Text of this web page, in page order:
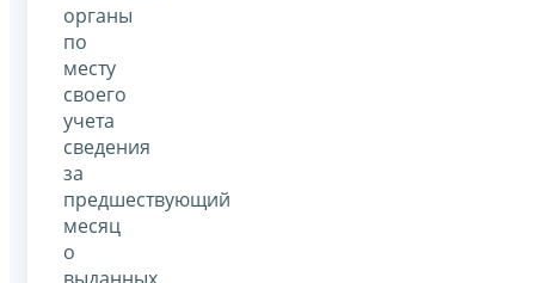
органы
по
месту
своего
учета
сведения
за
предшествующий
месяц
о